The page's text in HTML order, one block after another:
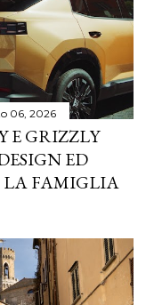
06, 2026
E GRIZZLY
ED
LA FAMIGLIA